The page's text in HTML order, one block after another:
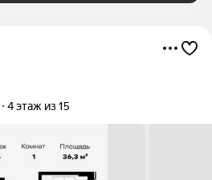
4 этаж из 15